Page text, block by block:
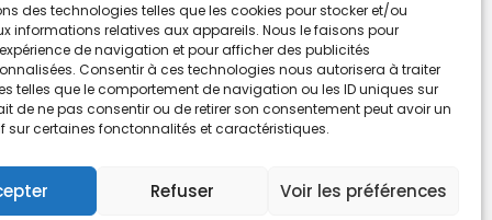
des technologies telles que les cookies pour stocker et/ou
informations relatives aux appareils. Nous le faisons pour
de navigation et pour afficher des publicités
Consentir à ces technologies nous autorisera à traiter
telles que le comportement de navigation ou les ID uniques sur
de ne pas consentir ou de retirer son consentement peut avoir un
sur certaines fonctonnalités et caractéristiques.
Refuser Voir les préférences
sommes nous
nous
légales
Código promocional
Code réduction
Bons plans
Soldes
French Days
Black Friday